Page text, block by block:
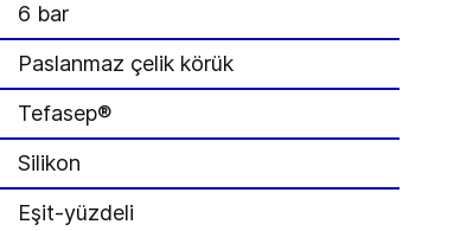
6 bar
Paslanmaz çelik körük
Tefasep®
Silikon
Eşit-yüzdeli